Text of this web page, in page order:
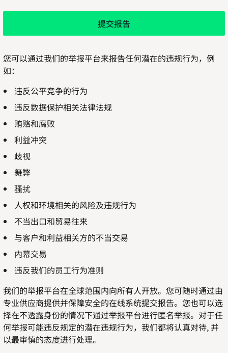
提交报告
您可以通过我们的举报平台来报告任何潜在的违规行为，例
如：
违反公平竞争的行为
违反数据保护相关法律法规
贿赂和腐败
利益冲突
歧视
舞弊
骚扰
人权和环境相关的风险及违规行为
不当出口和贸易往来
与客户和利益相关方的不当交易
内幕交易
违反我们的员工行为准则
我们的举报平台在全球范围内向所有人开放。您可随时通过由
专业供应商提供并保障安全的在线系统提交报告。您也可以选
择在不透露身份的情况下通过举报平台进行匿名举报。对于任
何举报可能违反规定的潜在违规行为，我们都将认真对待, 并
以最审慎的态度进行处理。